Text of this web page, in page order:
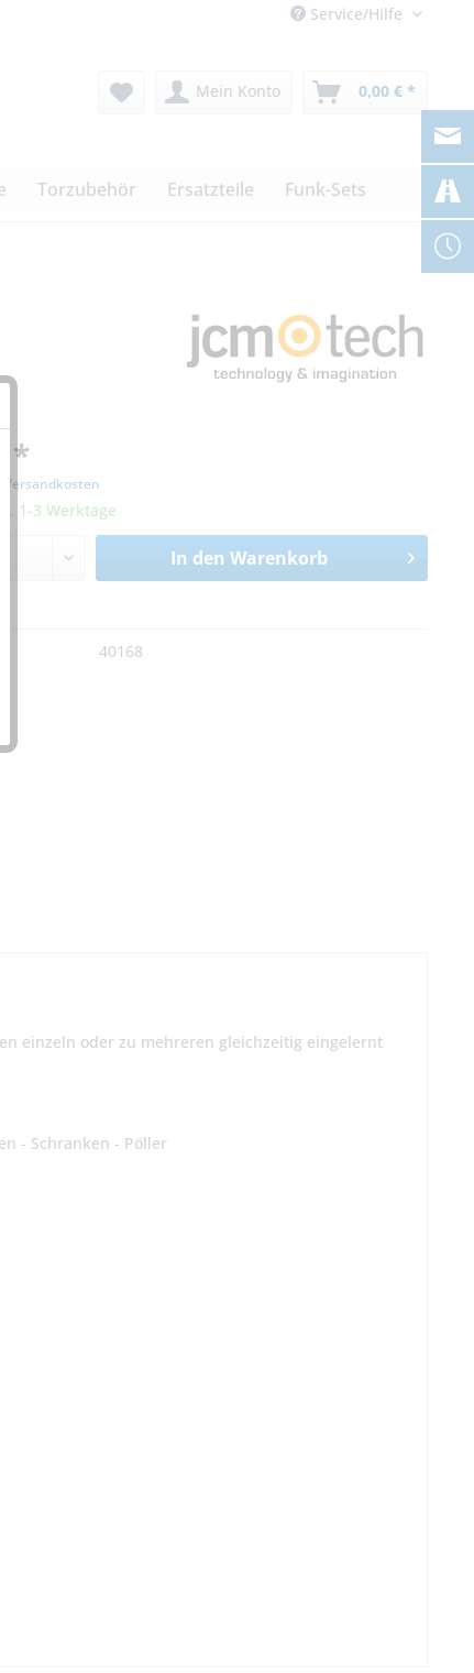
Service/Hilfe
Mein Konto 0,00 € *
Torzubehör Ersatzteile Funk-Sets
*
Versandkosten
1-3 Werktage
In den Warenkorb
40168
einzeln oder zu mehreren gleichzeitig eingelernt
- Schranken - Pöller